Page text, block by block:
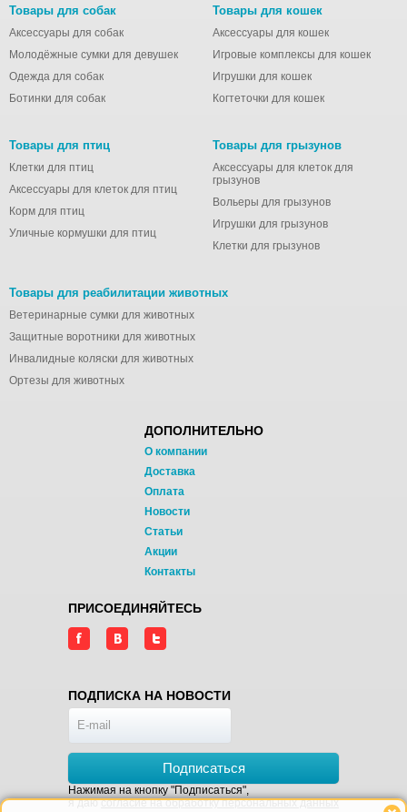
Товары для собак
Аксессуары для собак
Молодёжные сумки для девушек
Одежда для собак
Ботинки для собак
Товары для кошек
Аксессуары для кошек
Игровые комплексы для кошек
Игрушки для кошек
Когтеточки для кошек
Товары для птиц
Клетки для птиц
Аксессуары для клеток для птиц
Корм для птиц
Уличные кормушки для птиц
Товары для грызунов
Аксессуары для клеток для
грызунов
Вольеры для грызунов
Игрушки для грызунов
Клетки для грызунов
Товары для реабилитации животных
Ветеринарные сумки для животных
Защитные воротники для животных
Инвалидные коляски для животных
Ортезы для животных
ДОПОЛНИТЕЛЬНО
О компании
Доставка
Оплата
Новости
Статьи
Акции
Контакты
ПРИСОЕДИНЯЙТЕСЬ
ПОДПИСКА НА НОВОСТИ
Подписаться
Нажимая на кнопку "Подписаться",
я даюсогласие на обработку персональных данных